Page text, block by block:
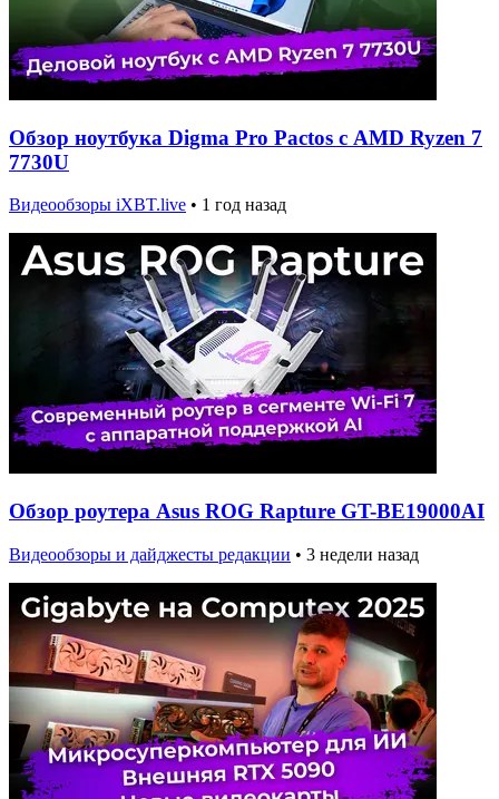
Обзор ноутбука Digma Pro Pactos с AMD Ryzen 7
7730U
Видеообзоры iXBT.live • 1 год назад
Обзор роутера Asus ROG Rapture GT-BE19000AI
Видеообзоры и дайджесты редакции • 3 недели назад